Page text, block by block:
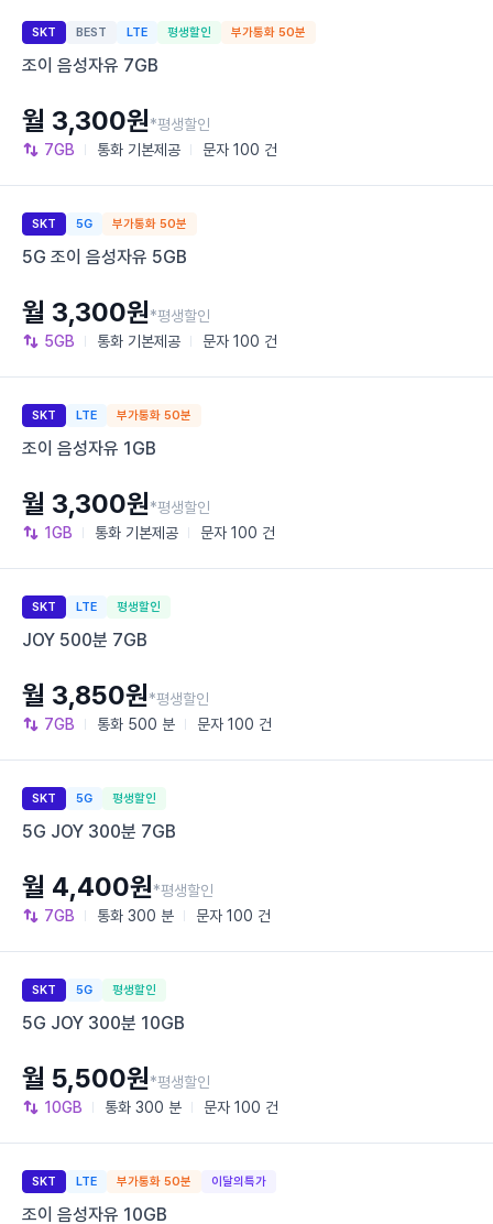
SKT BEST LTE 평생할인 부가통화 50분
조이 음성자유 7GB
7GB 통화 기본제공 문자 100 건
월 3,300원*평생할인
SKT 5G 부가통화 50분
5G 조이 음성자유 5GB
5GB 통화 기본제공 문자 100 건
월 3,300원*평생할인
SKT LTE 부가통화 50분
조이 음성자유 1GB
1GB 통화 기본제공 문자 100 건
월 3,300원*평생할인
SKT LTE 평생할인
JOY 500분 7GB
7GB 통화 500 분 문자 100 건
월 3,850원*평생할인
SKT 5G 평생할인
5G JOY 300분 7GB
7GB 통화 300 분 문자 100 건
월 4,400원*평생할인
SKT 5G 평생할인
5G JOY 300분 10GB
10GB 통화 300 분 문자 100 건
월 5,500원*평생할인
SKT LTE 부가통화 50분 이달의특가
조이 음성자유 10GB